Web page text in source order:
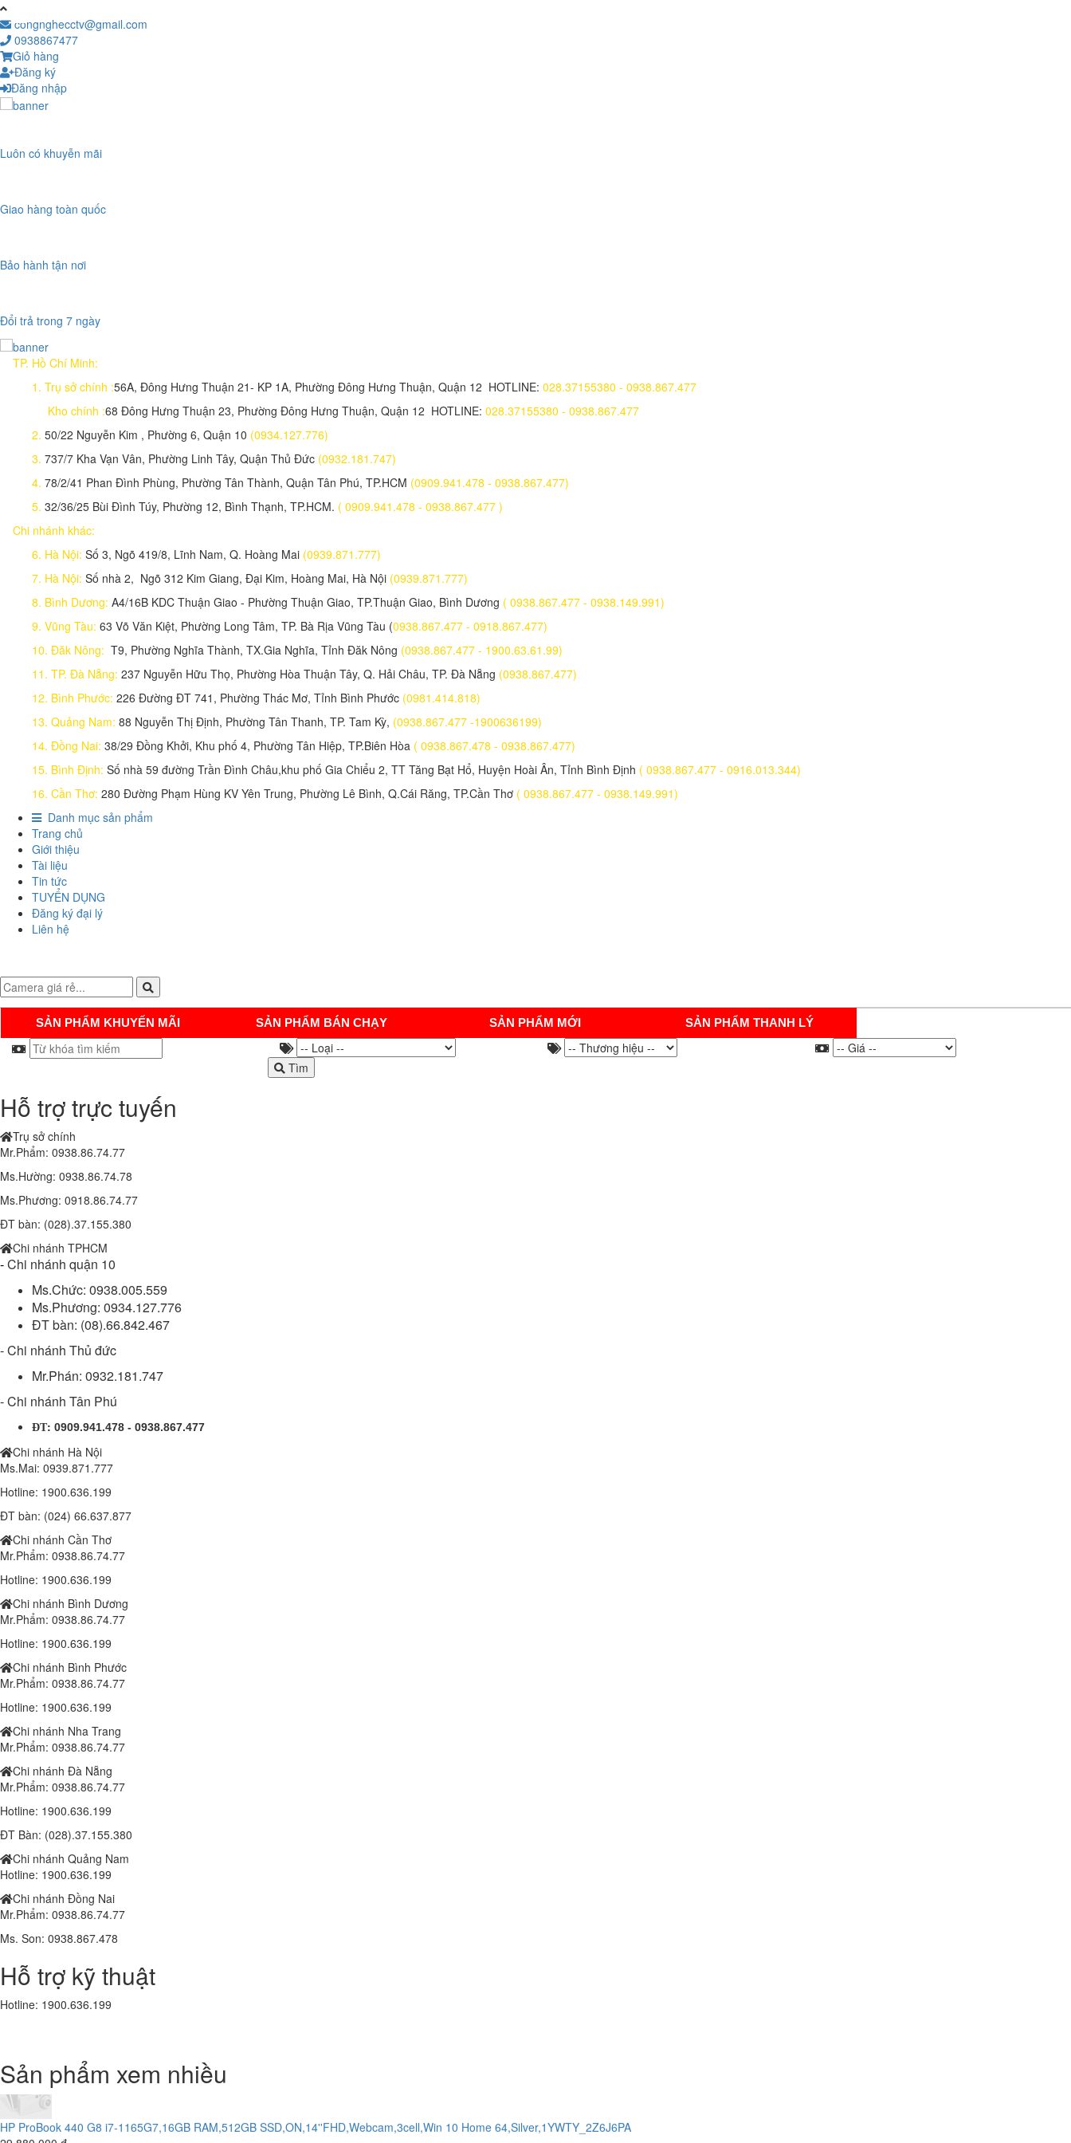
congnghecctv@gmail.com
0938867477
Giỏ hàng
Đăng ký
Đăng nhập
Luôn có khuyễn mãi
Giao hàng toàn quốc
Bảo hành tận nơi
Đổi trả trong 7 ngày
TP. Hồ Chí Minh:
1. Trụ sở chính :56A, Đông Hưng Thuận 21- KP 1A, Phường Đông Hưng Thuận, Quận 12 HOTLINE: 028.37155380 - 0938.867.477
Kho chính :68 Đông Hưng Thuận 23, Phường Đông Hưng Thuận, Quận 12 HOTLINE: 028.37155380 - 0938.867.477
2. 50/22 Nguyễn Kim , Phường 6, Quận 10 (0934.127.776)
3. 737/7 Kha Vạn Vân, Phường Linh Tây, Quận Thủ Đức (0932.181.747)
4. 78/2/41 Phan Đình Phùng, Phường Tân Thành, Quận Tân Phú, TP.HCM (0909.941.478 - 0938.867.477)
5. 32/36/25 Bùi Đình Túy, Phường 12, Bình Thạnh, TP.HCM. ( 0909.941.478 - 0938.867.477 )
Chi nhánh khác:
6. Hà Nội: Số 3, Ngõ 419/8, Lĩnh Nam, Q. Hoàng Mai (0939.871.777)
7. Hà Nội: Số nhà 2, Ngõ 312 Kim Giang, Đại Kim, Hoàng Mai, Hà Nội (0939.871.777)
8. Bình Dương: A4/16B KDC Thuận Giao - Phường Thuận Giao, TP.Thuận Giao, Bình Dương ( 0938.867.477 - 0938.149.991)
9. Vũng Tàu: 63 Võ Văn Kiệt, Phường Long Tâm, TP. Bà Rịa Vũng Tàu (0938.867.477 - 0918.867.477)
10. Đăk Nông: T9, Phường Nghĩa Thành, TX.Gia Nghĩa, Tỉnh Đăk Nông (0938.867.477 - 1900.63.61.99)
11. TP. Đà Nẵng: 237 Nguyễn Hữu Thọ, Phường Hòa Thuận Tây, Q. Hải Châu, TP. Đà Nẵng (0938.867.477)
12. Bình Phước: 226 Đường ĐT 741, Phường Thác Mơ, Tỉnh Bình Phước (0981.414.818)
13. Quảng Nam: 88 Nguyễn Thị Định, Phường Tân Thanh, TP. Tam Kỳ, (0938.867.477 -1900636199)
14. Đồng Nai: 38/29 Đồng Khởi, Khu phố 4, Phường Tân Hiệp, TP.Biên Hòa ( 0938.867.478 - 0938.867.477)
15. Bình Định: Số nhà 59 đường Trần Đình Châu,khu phố Gia Chiểu 2, TT Tăng Bạt Hổ, Huyện Hoài Ân, Tỉnh Bình Định ( 0938.867.477 - 0916.013.344)
16. Cần Thơ: 280 Đường Phạm Hùng KV Yên Trung, Phường Lê Bình, Q.Cái Răng, TP.Cần Thơ ( 0938.867.477 - 0938.149.991)
Danh mục sản phẩm
Trang chủ
Giới thiệu
Tài liệu
Tin tức
TUYỂN DỤNG
Đăng ký đại lý
Liên hệ
SẢN PHẨM KHUYẾN MÃI SẢN PHẨM BÁN CHẠY SẢN PHẨM MỚI SẢN PHẨM THANH LÝ
Tìm
Hỗ trợ trực tuyến
Trụ sở chính
Mr.Phẩm: 0938.86.74.77
Ms.Hường: 0938.86.74.78
Ms.Phương: 0918.86.74.77
ĐT bàn: (028).37.155.380
Chi nhánh TPHCM
-Chi nhánh quận 10
Ms.Chức: 0938.005.559
Ms.Phương: 0934.127.776
ĐT bàn: (08).66.842.467
- Chi nhánh Thủ đức
Mr.Phán: 0932.181.747
- Chi nhánh Tân Phú
ĐT: 0909.941.478 - 0938.867.477
Chi nhánh Hà Nội
Ms.Mai: 0939.871.777
Hotline: 1900.636.199
ĐT bàn: (024) 66.637.877
Chi nhánh Cần Thơ
Mr.Phẩm: 0938.86.74.77
Hotline: 1900.636.199
Chi nhánh Bình Dương
Mr.Phẩm: 0938.86.74.77
Hotline: 1900.636.199
Chi nhánh Bình Phước
Mr.Phẩm: 0938.86.74.77
Hotline: 1900.636.199
Chi nhánh Nha Trang
Mr.Phẩm: 0938.86.74.77
Chi nhánh Đà Nẵng
Mr.Phẩm: 0938.86.74.77
Hotline: 1900.636.199
ĐT Bàn: (028).37.155.380
Chi nhánh Quảng Nam
Hotline: 1900.636.199
Chi nhánh Đồng Nai
Mr.Phẩm: 0938.86.74.77
Ms. Son: 0938.867.478
Hỗ trợ kỹ thuật
Hotline: 1900.636.199
Sản phẩm xem nhiều
Đèn chiếc lá 100w (DL11100/2B)
1.410.000 đ1,350,000 đ
Đèn chiếc lá 150w (SPDL150/3B)
Lắp đặt trọn bộ 1 Camera Wifi 4.0MP IPC-K42P-IMOU
Liên hệ
1.000.000 đ900,000 đ
Laptop Dell Latitude 6540 - Intel Core i7 -4810MQ- 8G- SSD240G - Đồ họa HD Intel® 4600 (2.0GB) 15.6"FHD
10,190,000 đ
Laptop Dell Latitude E5540 - Intel Core i5 -4300 U.( TH4)- 4G- SSD128G- 16.5'
8.100.000 đ6,400,000 đ
Laptop Dell Latitude E5540 - Intel Core i7 -4600 U.( TH4)- 4G- SSD128G- 16.5'
8.800.000 đ7,400,000 đ
Laptop Dell Latitude E5580 - Intel Core i5 -6300 U.( TH6)- 8G- SSD256G- 16.5'
10,800,000 đ
Laptop HP Elitebook 840 G3 - Intel Core i5-6300U.( TH6)- 8G - SSD256G - 14 " FHD CẢM ỨNG
10,200,000 đ
HP ProBook 440 G8 i7-1165G7,16GB RAM,512GB SSD,ON,14''FHD,Webcam,3cell,Win 10 Home 64,Silver,1YWTY_2Z6J6PA
29,880,000 đ
CÔNG TY CỔ PHẦN TƯ VẤN ĐẦU TƯ KIM AN